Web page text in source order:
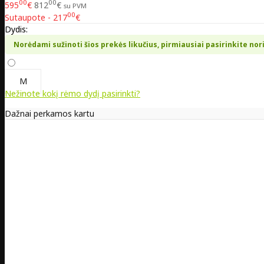
59500€ 81200€ su PVM
Sutaupote - 21700€
Dydis:
Norėdami sužinoti šios prekės likučius, pirmiausiai pasirinkite
M
Nežinote kokį rėmo dydį pasirinkti?
Dažnai perkamos kartu